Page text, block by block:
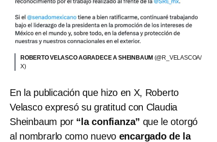
ROBERTO VELASCO AGRADECE A SHEINBAUM (@R_VELASCOA/
X)
En la publicación que hizo en X, Roberto
Velasco expresó su gratitud con Claudia
Sheinbaum por “la confianza” que le otorgó
al nombrarlo como nuevo encargado de la